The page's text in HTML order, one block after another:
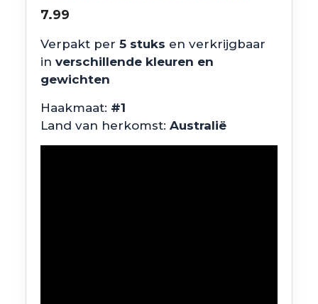
7.99
Verpakt per 5 stuks en verkrijgbaar
in verschillende kleuren en
gewichten
Haakmaat: #1
Land van herkomst: Australië